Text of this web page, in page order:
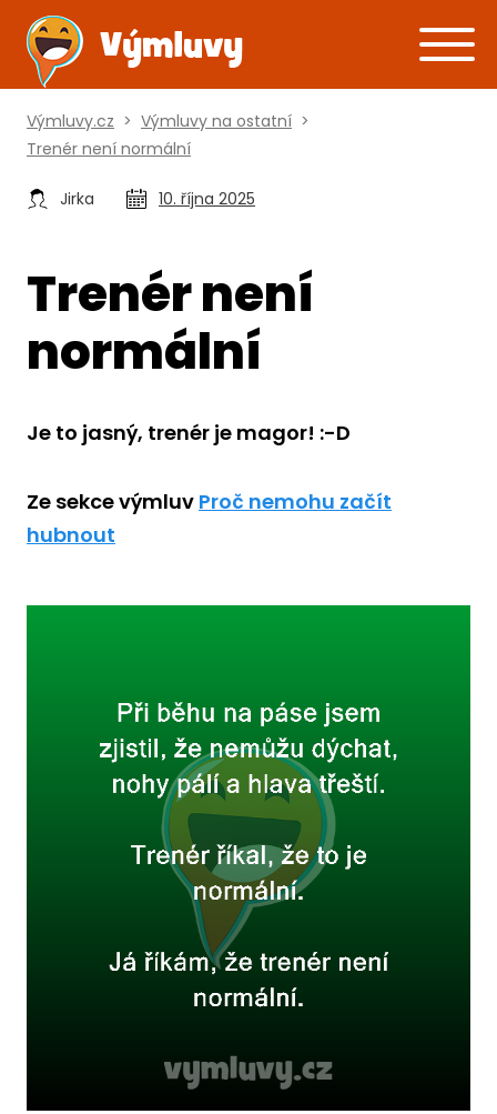
Výmluvy.cz > Výmluvy na ostatní >
Trenér není normální
Jirka 10. října 2025
Trenér není
normální
Je to jasný, trenér je magor! :-D
Ze sekce výmluv Proč nemohu začít
hubnout